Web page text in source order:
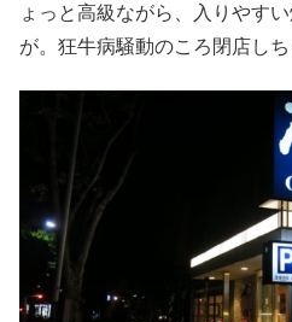
ょっと高級ながら、入りやす
が。狂牛病騒動のころ閉店しち